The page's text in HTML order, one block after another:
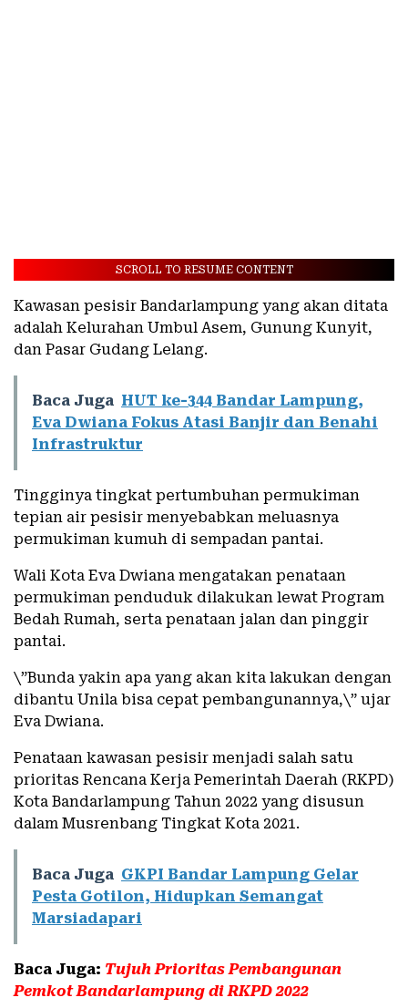
SCROLL TO RESUME CONTENT
Kawasan pesisir Bandarlampung yang akan ditata
adalah Kelurahan Umbul Asem, Gunung Kunyit,
dan Pasar Gudang Lelang.
Baca Juga HUT ke-344 Bandar Lampung,
Eva Dwiana Fokus Atasi Banjir dan Benahi
Infrastruktur
Tingginya tingkat pertumbuhan permukiman
tepian air pesisir menyebabkan meluasnya
permukiman kumuh di sempadan pantai.
Wali Kota Eva Dwiana mengatakan penataan
permukiman penduduk dilakukan lewat Program
Bedah Rumah, serta penataan jalan dan pinggir
pantai.
\”Bunda yakin apa yang akan kita lakukan dengan
dibantu Unila bisa cepat pembangunannya,\” ujar
Eva Dwiana.
Penataan kawasan pesisir menjadi salah satu
prioritas Rencana Kerja Pemerintah Daerah (RKPD)
Kota Bandarlampung Tahun 2022 yang disusun
dalam Musrenbang Tingkat Kota 2021.
Baca Juga GKPI Bandar Lampung Gelar
Pesta Gotilon, Hidupkan Semangat
Marsiadapari
Baca Juga: Tujuh Prioritas Pembangunan
Pemkot Bandarlampung di RKPD 2022